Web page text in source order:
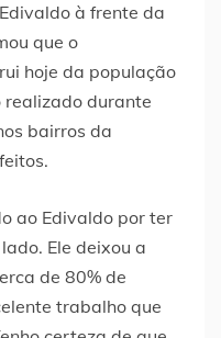
à frente da
que o
hoje da população
durante
bairros da
ao Edivaldo por ter
Ele deixou a
de 80% de
trabalho que